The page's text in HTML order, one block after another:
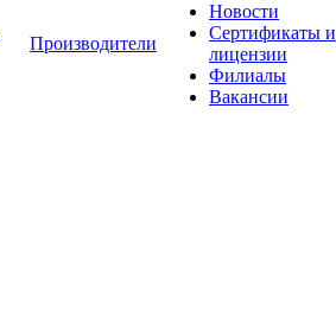
Производители
Новости
Сертификаты и
лицензии
Филиалы
Вакансии